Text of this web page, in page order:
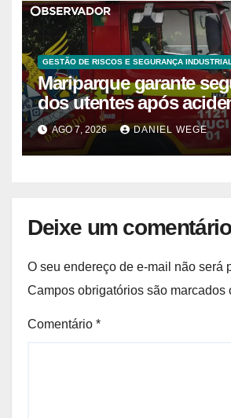
GESTÃO DE RISCOS E SEGURANÇA INDUSTRIAL
Mariparque garante
dos utentes após
Observador
AGO 7, 2026 DANIEL WEGE
Deixe um comentário
O seu endereço de e-mail não será
Campos obrigatórios são marcados
Comentário *